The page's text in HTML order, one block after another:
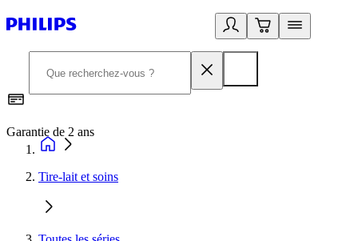
Garantie de 2 ans
Tire-lait et soins